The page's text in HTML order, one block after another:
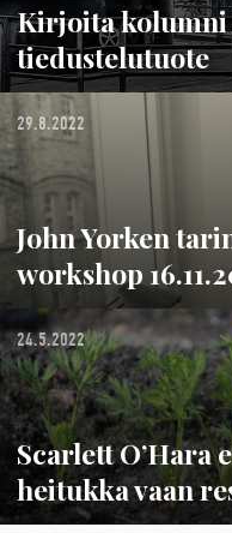
Kirjoita kolumni
tiedustelutuote
29.8.2022
John Yorken
workshop
24.5.2022
Scarlett O’Hara
heitukka vaan